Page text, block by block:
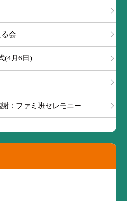
会
(4月6日)
：ファミ班セレモニー